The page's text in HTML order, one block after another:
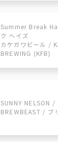
Summer Break
ク ヘイズ
カケガワビール /
BREWING (KFB)
SUNNY NELSON /
BREWBEAST / ブ